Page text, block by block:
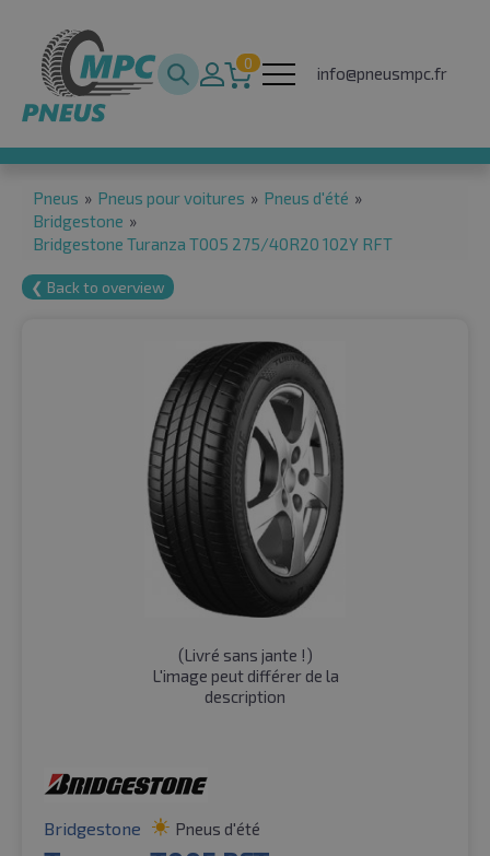
0
info@pneusmpc.fr
Pneus » Pneus pour voitures » Pneus d'été »
Bridgestone »
Bridgestone Turanza T005 275/40R20 102Y RFT
❮ Back to overview
(Livré sans jante !)
L'image peut différer de la
description
Bridgestone Pneus d'été